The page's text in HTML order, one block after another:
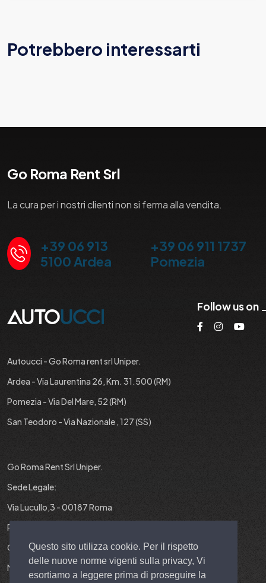
Questo sito utilizza cookie. Per il rispetto
delle nuove norme vigenti sulla privacy, Vi
esortiamo a leggere prima di proseguire la
Potrebbero interessarti
Go Roma Rent Srl
La cura per i nostri clienti non si ferma alla vendita.
+39 06 913
5100 Ardea
+39 06 911 1737
Pomezia
Follow us on
Autoucci - Go Roma rent srl Uniper.
Ardea - Via Laurentina 26, Km. 31.500 (RM)
Pomezia - Via Del Mare, 52 (RM)
San Teodoro - Via Nazionale , 127 (SS)
Go Roma Rent Srl Uniper.
Sede Legale:
Via Lucullo,3 - 00187 Roma
P.IVA : 12829431001
Cap. Soc. : 10.000 EURO I.V.
N° REA : RM-1403299